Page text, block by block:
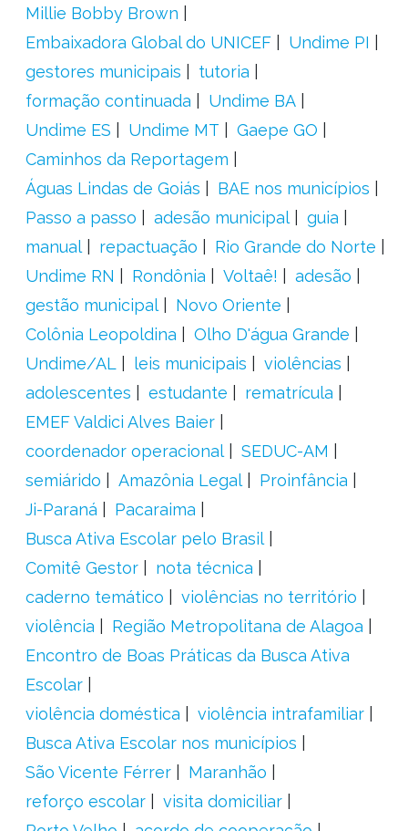
Millie Bobby Brown
Embaixadora Global do UNICEF
Undime PI
gestores municipais
tutoria
formação continuada
Undime BA
Undime ES
Undime MT
Gaepe GO
Caminhos da Reportagem
Águas Lindas de Goiás
BAE nos municípios
Passo a passo
adesão municipal
guia
manual
repactuação
Rio Grande do Norte
Undime RN
Rondônia Voltaê!
adesão
gestão municipal
Novo Oriente
Colônia Leopoldina
Olho D'água Grande
Undime/AL
leis municipais
violências
adolescentes
estudante
rematrícula
EMEF Valdici Alves Baier
coordenador operacional
SEDUC-AM
semiárido
Amazônia Legal
Proinfância
Ji-Paraná
Pacaraima
Busca Ativa Escolar pelo Brasil
Comitê Gestor
nota técnica
caderno temático
violências no território
violência
Região Metropolitana de Alagoa
Encontro de Boas Práticas da Busca Ativa
Escolar
violência doméstica
violência intrafamiliar
Busca Ativa Escolar nos municípios
São Vicente Férrer
Maranhão
reforço escolar
visita domiciliar